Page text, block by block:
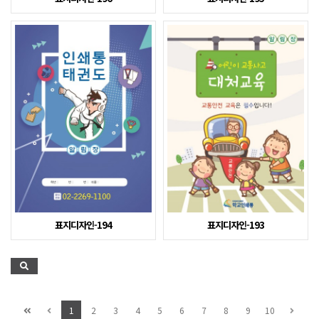
표지디자인-194 표지디자인-193
1 2 3 4 5 6 7 8 9 10